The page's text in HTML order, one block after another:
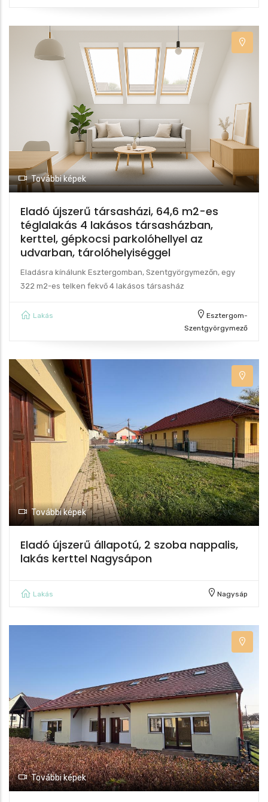
További képek
Eladó újszerű társasházi, 64,6 m2-es
téglalakás 4 lakásos társasházban,
kerttel, gépkocsi parkolóhellyel az
udvarban, tárolóhelyiséggel
Eladásra kínálunk Esztergomban, Szentgyörgymezőn, egy
322 m2-es telken fekvő 4 lakásos társasház
Lakás
Esztergom-
Szentgyörgymező
További képek
Eladó újszerű állapotú, 2 szoba nappalis,
lakás kerttel Nagysápon
Lakás Nagysáp
További képek